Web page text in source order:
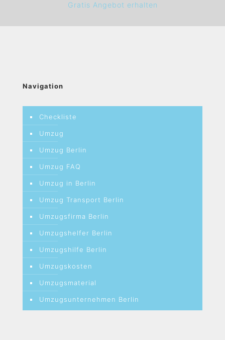
Gratis Angebot erhalten
Navigation
Checkliste
Umzug
Umzug Berlin
Umzug FAQ
Umzug in Berlin
Umzug Transport Berlin
Umzugsfirma Berlin
Umzugshelfer Berlin
Umzugshilfe Berlin
Umzugskosten
Umzugsmaterial
Umzugsunternehmen Berlin